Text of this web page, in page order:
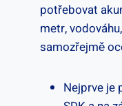
potřebovat
metr,
samozřejmě
Nejprve je